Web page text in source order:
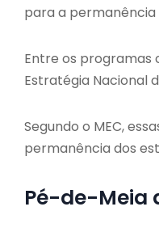
para a
Entre os programas
Estratégia Nacional
Segundo o MEC,
permanência dos
Pé-de-Meia